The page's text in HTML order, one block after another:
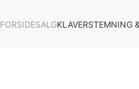
FORSIDESALGKLAVERSTEMNING